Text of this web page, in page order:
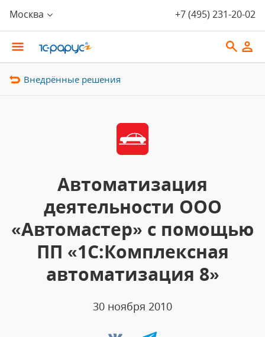
Москва +7 (495) 231-20-02
Внедрённые решения
Автоматизация
деятельности ООО
«Автомастер» с помощью
ПП «1С:Комплексная
автоматизация 8»
30 ноября 2010